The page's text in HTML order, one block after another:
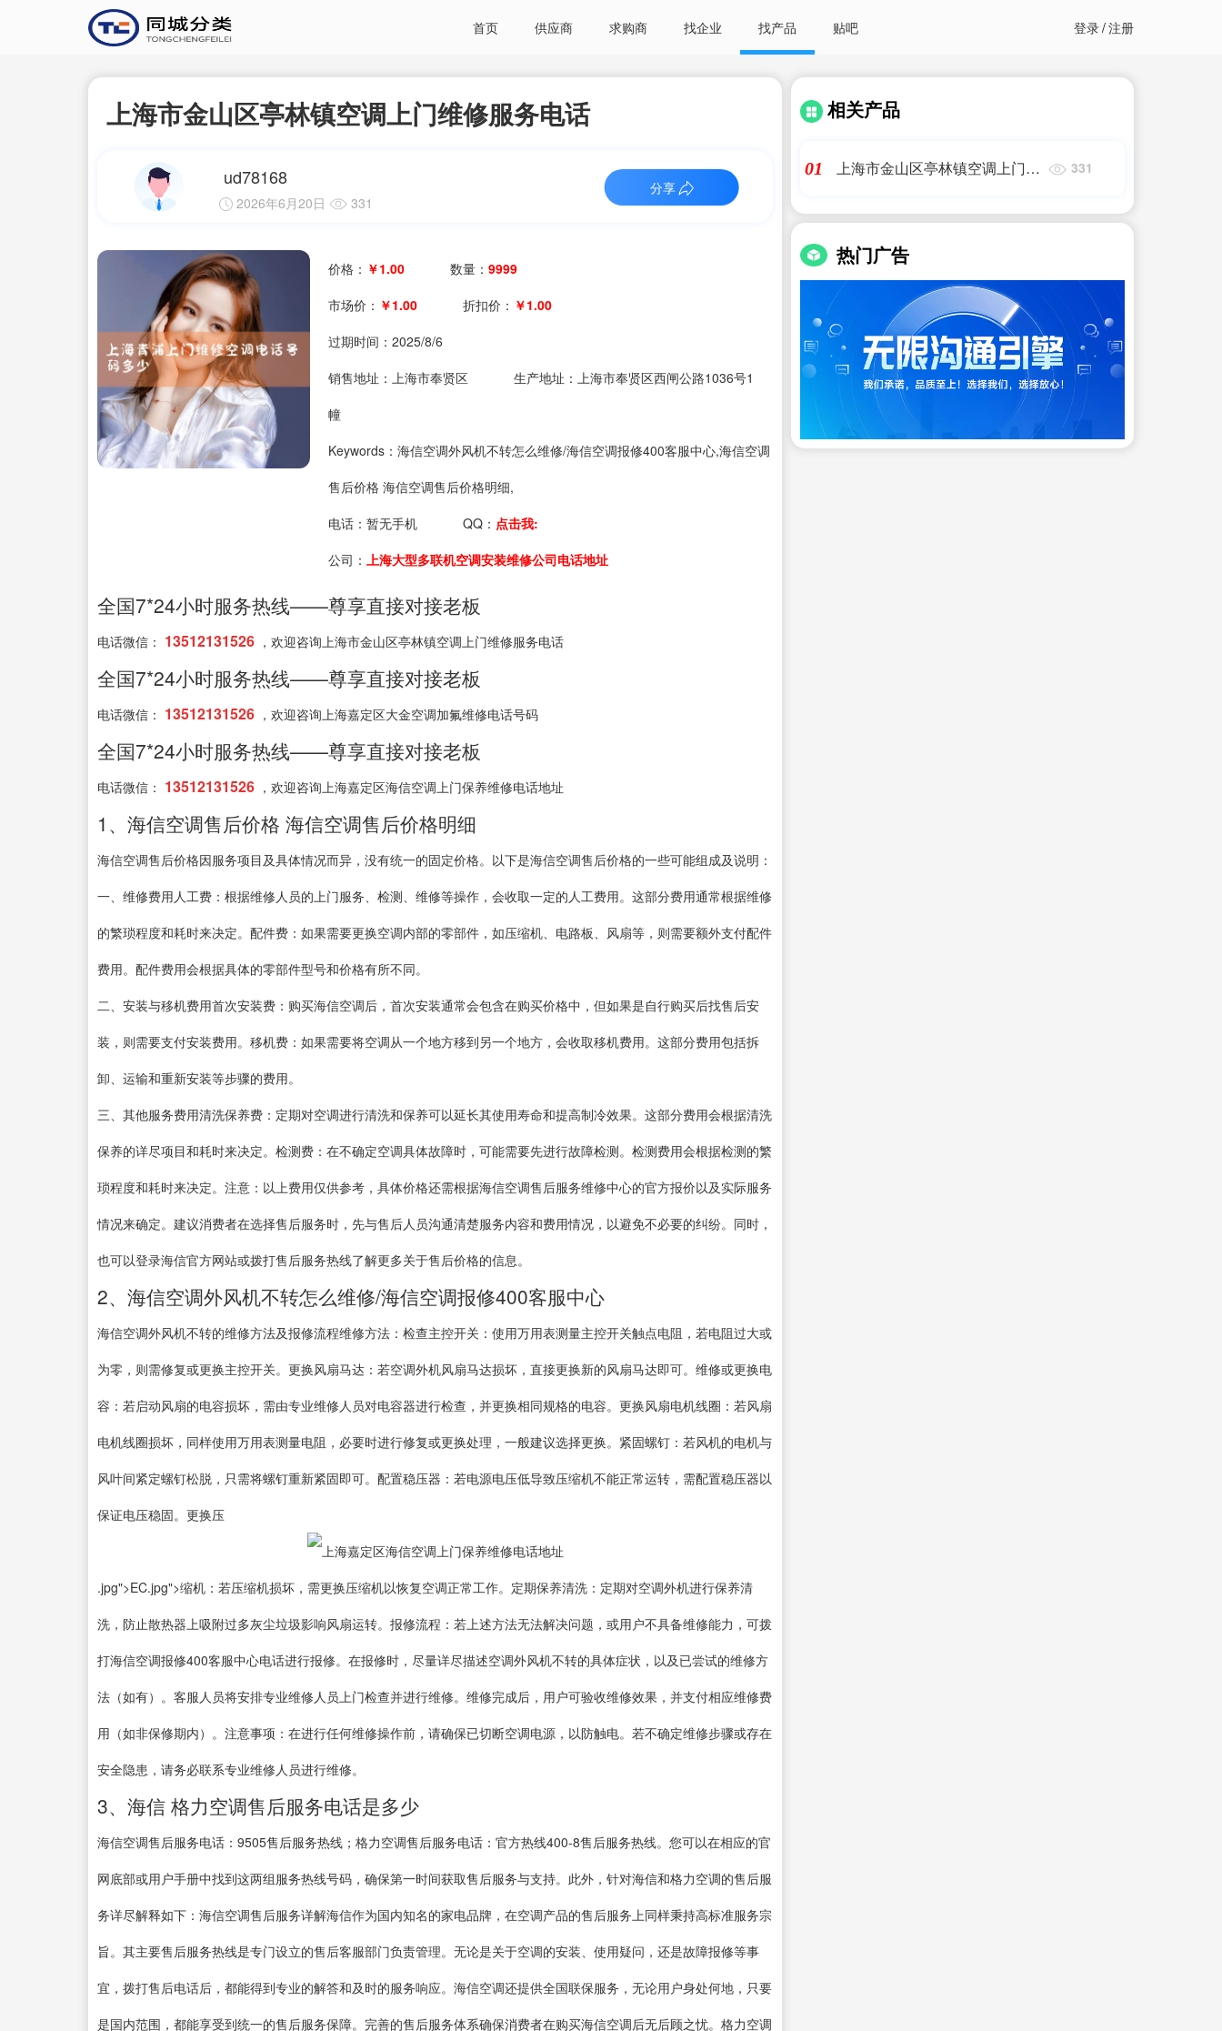
首页 供应商 求购商 找企业 找产品 贴吧 登录/注册
上海市金山区亭林镇空调上门维修服务电话
ud78168
2026年6月20日 331
分享
价格： ￥1.00 数量：9999
市场价： ￥1.00 折扣价： ￥1.00
过期时间：2025/8/6
销售地址：上海市奉贤区
生产地址：上海市奉贤区西闸公路1036号1
幢
Keywords：海信空调外风机不转怎么维修/海信空调报修400客服中心,海信空调
售后价格 海信空调售后价格明细,
电话：暂无手机 QQ： 点击我:
公司：上海大型多联机空调安装维修公司电话地址
全国7*24小时服务热线——尊享直接对接老板
电话微信： 13512131526 ，欢迎咨询上海市金山区亭林镇空调上门维修服务电话
全国7*24小时服务热线——尊享直接对接老板
电话微信： 13512131526 ，欢迎咨询上海嘉定区大金空调加氟维修电话号码
全国7*24小时服务热线——尊享直接对接老板
电话微信： 13512131526 ，欢迎咨询上海嘉定区海信空调上门保养维修电话地址
1、海信空调售后价格 海信空调售后价格明细
海信空调售后价格因服务项目及具体情况而异，没有统一的固定价格。以下是海信空调售后价格的一些可能组成及说明：
一、维修费用人工费：根据维修人员的上门服务、检测、维修等操作，会收取一定的人工费用。这部分费用通常根据维修
的繁琐程度和耗时来决定。配件费：如果需要更换空调内部的零部件，如压缩机、电路板、风扇等，则需要额外支付配件
费用。配件费用会根据具体的零部件型号和价格有所不同。
二、安装与移机费用首次安装费：购买海信空调后，首次安装通常会包含在购买价格中，但如果是自行购买后找售后安
装，则需要支付安装费用。移机费：如果需要将空调从一个地方移到另一个地方，会收取移机费用。这部分费用包括拆
卸、运输和重新安装等步骤的费用。
三、其他服务费用清洗保养费：定期对空调进行清洗和保养可以延长其使用寿命和提高制冷效果。这部分费用会根据清洗
保养的详尽项目和耗时来决定。检测费：在不确定空调具体故障时，可能需要先进行故障检测。检测费用会根据检测的繁
琐程度和耗时来决定。注意：以上费用仅供参考，具体价格还需根据海信空调售后服务维修中心的官方报价以及实际服务
情况来确定。建议消费者在选择售后服务时，先与售后人员沟通清楚服务内容和费用情况，以避免不必要的纠纷。同时，
也可以登录海信官方网站或拨打售后服务热线了解更多关于售后价格的信息。
2、海信空调外风机不转怎么维修/海信空调报修400客服中心
海信空调外风机不转的维修方法及报修流程维修方法：检查主控开关：使用万用表测量主控开关触点电阻，若电阻过大或
为零，则需修复或更换主控开关。更换风扇马达：若空调外机风扇马达损坏，直接更换新的风扇马达即可。维修或更换电
容：若启动风扇的电容损坏，需由专业维修人员对电容器进行检查，并更换相同规格的电容。更换风扇电机线圈：若风扇
电机线圈损坏，同样使用万用表测量电阻，必要时进行修复或更换处理，一般建议选择更换。紧固螺钉：若风机的电机与
风叶间紧定螺钉松脱，只需将螺钉重新紧固即可。配置稳压器：若电源电压低导致压缩机不能正常运转，需配置稳压器以
保证电压稳固。更换压
.jpg">EC.jpg">缩机：若压缩机损坏，需更换压缩机以恢复空调正常工作。定期保养清洗：定期对空调外机进行保养清
洗，防止散热器上吸附过多灰尘垃圾影响风扇运转。报修流程：若上述方法无法解决问题，或用户不具备维修能力，可拨
打海信空调报修400客服中心电话进行报修。在报修时，尽量详尽描述空调外风机不转的具体症状，以及已尝试的维修方
法（如有）。客服人员将安排专业维修人员上门检查并进行维修。维修完成后，用户可验收维修效果，并支付相应维修费
用（如非保修期内）。注意事项：在进行任何维修操作前，请确保已切断空调电源，以防触电。若不确定维修步骤或存在
安全隐患，请务必联系专业维修人员进行维修。
3、海信 格力空调售后服务电话是多少
海信空调售后服务电话：9505售后服务热线；格力空调售后服务电话：官方热线400-8售后服务热线。您可以在相应的官
网底部或用户手册中找到这两组服务热线号码，确保第一时间获取售后服务与支持。此外，针对海信和格力空调的售后服
务详尽解释如下：海信空调售后服务详解海信作为国内知名的家电品牌，在空调产品的售后服务上同样秉持高标准服务宗
旨。其主要售后服务热线是专门设立的售后客服部门负责管理。无论是关于空调的安装、使用疑问，还是故障报修等事
宜，拨打售后电话后，都能得到专业的解答和及时的服务响应。海信空调还提供全国联保服务，无论用户身处何地，只要
是国内范围，都能享受到统一的售后服务保障。完善的售后服务体系确保消费者在购买海信空调后无后顾之忧。格力空调
相关产品
01
上海市金山区亭林镇空调上门维
331
热门广告